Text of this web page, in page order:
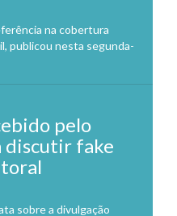
na cobertura
publicou nesta segunda-
pelo
discutir fake
sobre a divulgação